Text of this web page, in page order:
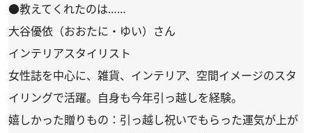
●教えてくれたのは……
大谷優依（おおたに・ゆい）さん
インテリアスタイリスト
女性誌を中心に、雑貨、インテリア、空間イメージのスタ
イリングで活躍。自身も今年引っ越しを経験。
嬉しかった贈りもの：引っ越し祝いでもらった運気が上が